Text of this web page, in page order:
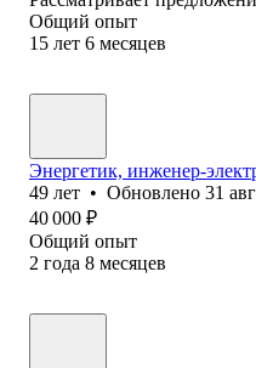
Общий опыт
15 лет 6 месяцев
Энергетик, инженер-
49 лет • Обновлено 31
40 000 ₽
Общий опыт
2 года 8 месяцев